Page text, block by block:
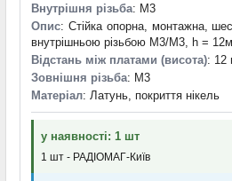
Внутрішня різьба: M3
Опис: Стійка опорна, монтажна,
внутрішньою різьбою M3/M3, h =
Відстань між платами (висота): 12
Зовнішня різьба: M3
Матеріал: Латунь, покриття нікель
у наявності: 1 шт
1 шт - РАДІОМАГ-Київ